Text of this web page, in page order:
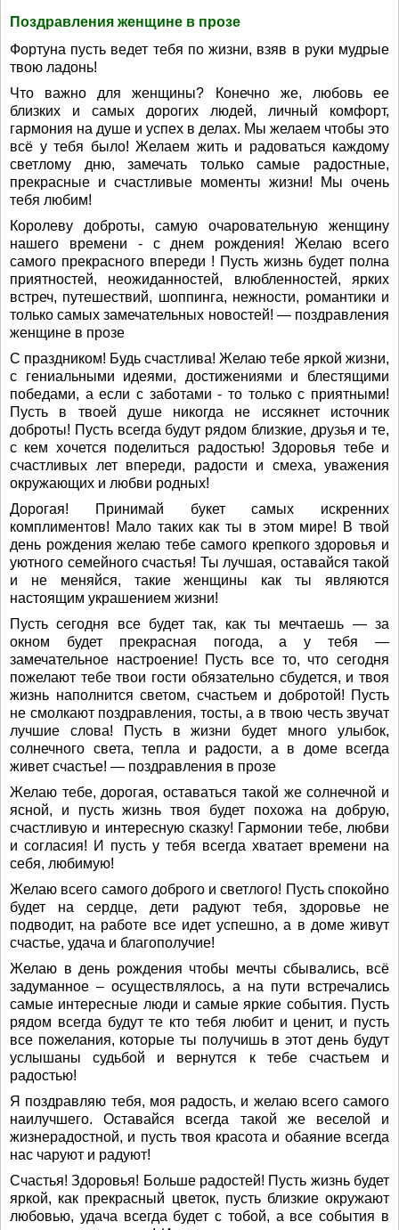
Поздравления женщине в прозе
Фортуна пусть ведет тебя по жизни, взяв в руки мудрые
твою ладонь!
Что важно для женщины? Конечно же, любовь ее
близких и самых дорогих людей, личный комфорт,
гармония на душе и успех в делах. Мы желаем чтобы это
всё у тебя было! Желаем жить и радоваться каждому
светлому дню, замечать только самые радостные,
прекрасные и счастливые моменты жизни! Мы очень
тебя любим!
Королеву доброты, самую очаровательную женщину
нашего времени - с днем рождения! Желаю всего
самого прекрасного впереди ! Пусть жизнь будет полна
приятностей, неожиданностей, влюбленностей, ярких
встреч, путешествий, шоппинга, нежности, романтики и
только самых замечательных новостей! — поздравления
женщине в прозе
С праздником! Будь счастлива! Желаю тебе яркой жизни,
с гениальными идеями, достижениями и блестящими
победами, а если с заботами - то только с приятными!
Пусть в твоей душе никогда не иссякнет источник
доброты! Пусть всегда будут рядом близкие, друзья и те,
с кем хочется поделиться радостью! Здоровья тебе и
счастливых лет впереди, радости и смеха, уважения
окружающих и любви родных!
Дорогая! Принимай букет самых искренних
комплиментов! Мало таких как ты в этом мире! В твой
день рождения желаю тебе самого крепкого здоровья и
уютного семейного счастья! Ты лучшая, оставайся такой
и не меняйся, такие женщины как ты являются
настоящим украшением жизни!
Пусть сегодня все будет так, как ты мечтаешь — за
окном будет прекрасная погода, а у тебя —
замечательное настроение! Пусть все то, что сегодня
пожелают тебе твои гости обязательно сбудется, и твоя
жизнь наполнится светом, счастьем и добротой! Пусть
не смолкают поздравления, тосты, а в твою честь звучат
лучшие слова! Пусть в жизни будет много улыбок,
солнечного света, тепла и радости, а в доме всегда
живет счастье! — поздравления в прозе
Желаю тебе, дорогая, оставаться такой же солнечной и
ясной, и пусть жизнь твоя будет похожа на добрую,
счастливую и интересную сказку! Гармонии тебе, любви
и согласия! И пусть у тебя всегда хватает времени на
себя, любимую!
Желаю всего самого доброго и светлого! Пусть спокойно
будет на сердце, дети радуют тебя, здоровье не
подводит, на работе все идет успешно, а в доме живут
счастье, удача и благополучие!
Желаю в день рождения чтобы мечты сбывались, всё
задуманное – осуществлялось, а на пути встречались
самые интересные люди и самые яркие события. Пусть
рядом всегда будут те кто тебя любит и ценит, и пусть
все пожелания, которые ты получишь в этот день будут
услышаны судьбой и вернутся к тебе счастьем и
радостью!
Я поздравляю тебя, моя радость, и желаю всего самого
наилучшего. Оставайся всегда такой же веселой и
жизнерадостной, и пусть твоя красота и обаяние всегда
нас чаруют и радуют!
Счастья! Здоровья! Больше радостей! Пусть жизнь будет
яркой, как прекрасный цветок, пусть близкие окружают
любовью, удача всегда будет с тобой, а все события в